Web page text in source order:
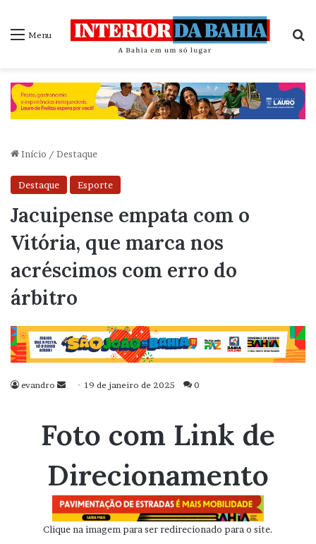
Menu
Início / Destaque
Destaque Esporte
Jacuipense empata com o
Vitória, que marca nos
acréscimos com erro do
árbitro
evandro
Mande
mail
19 de janeiro de 2025 0
Foto com Link de
Direcionamento
Clique na imagem para ser redirecionado para o site.